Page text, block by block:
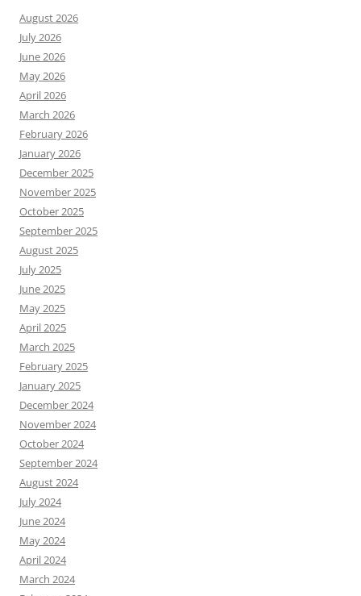
August 2026
July 2026
June 2026
May 2026
April 2026
March 2026
February 2026
January 2026
December 2025
November 2025
October 2025
September 2025
August 2025
July 2025
June 2025
May 2025
April 2025
March 2025
February 2025
January 2025
December 2024
November 2024
October 2024
September 2024
August 2024
July 2024
June 2024
May 2024
April 2024
March 2024